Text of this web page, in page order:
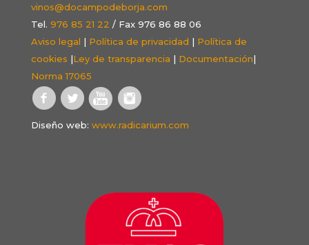
vinos@docampodeborja.com
Tel. 976 85 21 22 / Fax 976 86 88 06
Aviso legal | Política de privacidad | Política de
cookies |Ley de transparencia | Documentación|
Norma 17065
Diseño web: www.radicarium.com